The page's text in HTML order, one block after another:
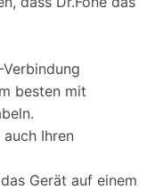
Verbindung
besten mit
Ihren
Gerät auf einem